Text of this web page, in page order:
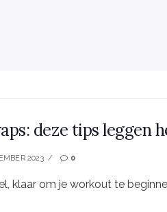
deze tips leggen
2023 0
klaar om je workout te